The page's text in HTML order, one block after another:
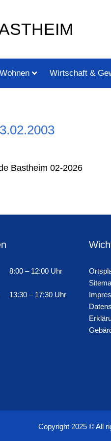
Wirtschaft &
Bastheim 02-2026
8:00 – 12:00 Uhr
13:30 – 17:30 Uhr
Copyright 2025 © All